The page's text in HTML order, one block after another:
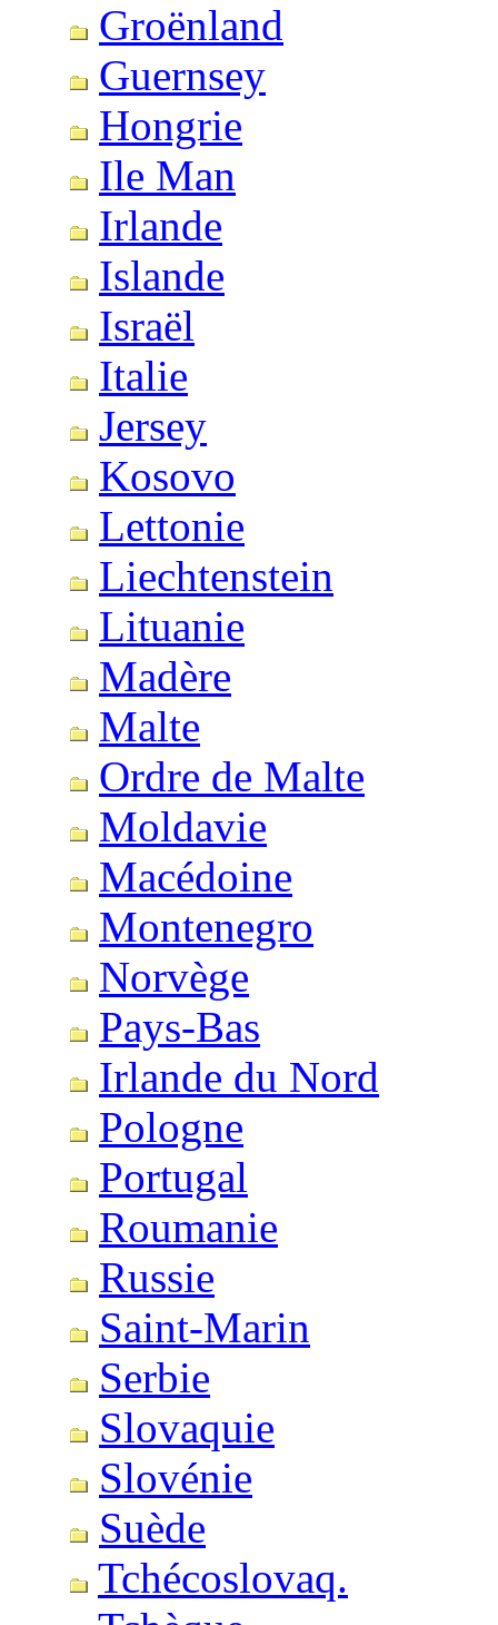
Groënland
Guernsey
Hongrie
Ile Man
Irlande
Islande
Israël
Italie
Jersey
Kosovo
Lettonie
Liechtenstein
Lituanie
Madère
Malte
Ordre de Malte
Moldavie
Macédoine
Montenegro
Norvège
Pays-Bas
Irlande du Nord
Pologne
Portugal
Roumanie
Russie
Saint-Marin
Serbie
Slovaquie
Slovénie
Suède
Tchécoslovaq.